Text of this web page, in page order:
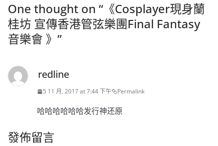
One thought on “ 《Cosplayer現身蘭
桂坊 宣傳香港管弦樂團Final Fantasy
音樂會 》 ”
redline
5 11 月, 2017 at 7:44 下午 Permalink
哈哈哈哈哈哈发行神还原
發佈留言